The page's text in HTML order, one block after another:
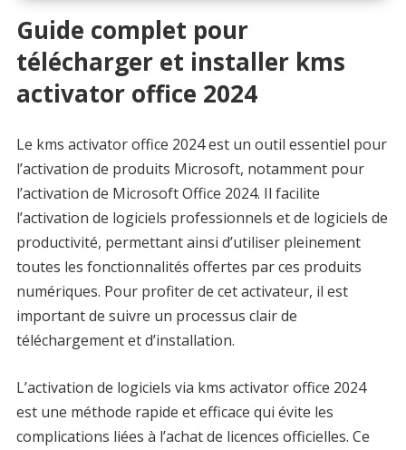
Guide complet pour
télécharger et installer kms
activator office 2024
Le kms activator office 2024 est un outil essentiel pour
l’activation de produits Microsoft, notamment pour
l’activation de Microsoft Office 2024. Il facilite
l’activation de logiciels professionnels et de logiciels de
productivité, permettant ainsi d’utiliser pleinement
toutes les fonctionnalités offertes par ces produits
numériques. Pour profiter de cet activateur, il est
important de suivre un processus clair de
téléchargement et d’installation.
L’activation de logiciels via kms activator office 2024
est une méthode rapide et efficace qui évite les
complications liées à l’achat de licences officielles. Ce